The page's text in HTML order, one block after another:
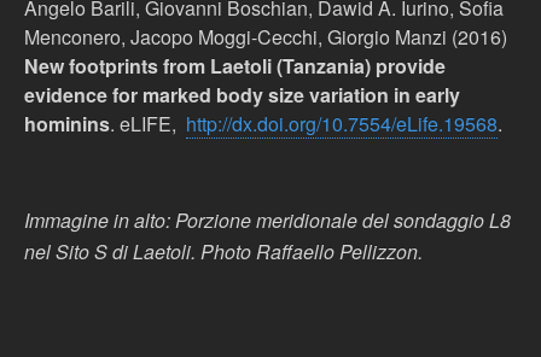
Angelo Barili, Giovanni Boschian, Dawid A. Iurino, Sofia
Menconero, Jacopo Moggi-Cecchi, Giorgio Manzi (2016)
New footprints from Laetoli (Tanzania) provide
evidence for marked body size variation in early
hominins. eLIFE, http://dx.doi.org/10.7554/eLife.19568.
Immagine in alto: Porzione meridionale del sondaggio L8
nel Sito S di Laetoli. Photo Raffaello Pellizzon.